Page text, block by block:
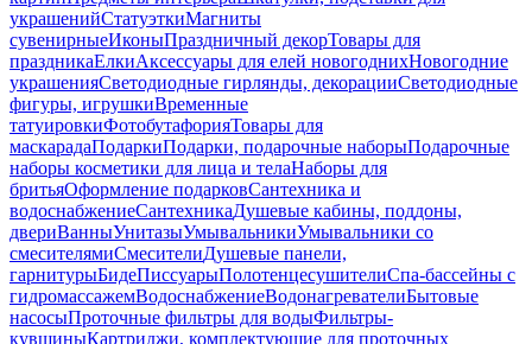
украшенийСтатуэткиМагниты
сувенирныеИконыПраздничный декорТовары для
праздникаЕлкиАксессуары для елей новогоднихНовогодние
украшенияСветодиодные гирлянды, декорацииСветодиодные
фигуры, игрушкиВременные
татуировкиФотобутафорияТовары для
маскарадаПодаркиПодарки, подарочные наборыПодарочные
наборы косметики для лица и телаНаборы для
бритьяОформление подарковСантехника и
водоснабжениеСантехникаДушевые кабины, поддоны,
двериВанныУнитазыУмывальникиУмывальники со
смесителямиСмесителиДушевые панели,
гарнитурыБидеПиссуарыПолотенцесушителиСпа-бассейны с
гидромассажемВодоснабжениеВодонагревателиБытовые
насосыПроточные фильтры для водыФильтры-
кувшиныКартриджи, комплектующие для проточных